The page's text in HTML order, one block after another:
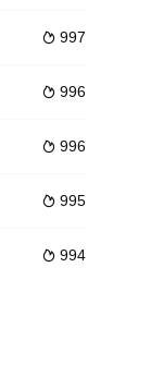
 997
 996
 996
 995
 994